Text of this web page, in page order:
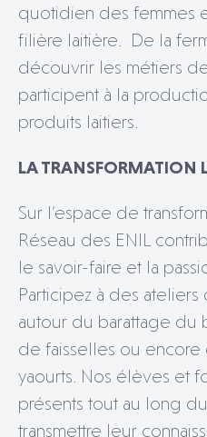
quotidien des femmes
filière laitière. De la
découvrir les métiers
participent à la
produits laitiers.
LA TRANSFORMATION
Sur l’espace de
Réseau des ENIL
le savoir-faire et la
Participez à des ateliers
autour du barattage du
de faisselles ou
yaourts. Nos élèves et
présents tout au long
transmettre leur